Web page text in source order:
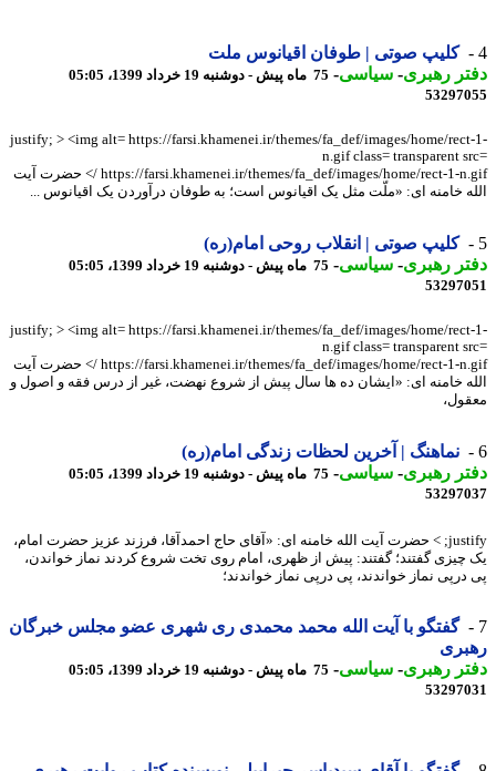
کلیپ صوتی | طوفان اقیانوس ملت
رهبری- سیاسی-75 ماه پیش - دوشنبه 19 خرداد 1399، 05:05
justify; > <img alt= https://farsi.khamenei.ir/themes/fa_def/images/home/
n.gif class= transparent
https://farsi.khamenei.ir/themes/fa_def/images/home/rect-1-n.gif /> حضرت آیت
خامنه ای: «ملّت مثل یک اقیانوس است؛ به طوفان درآوردن یک اقیانوس ...
کلیپ صوتی | انقلاب روحی امام(ره)
رهبری- سیاسی-75 ماه پیش - دوشنبه 19 خرداد 1399، 05:05
justify; > <img alt= https://farsi.khamenei.ir/themes/fa_def/images/home/
n.gif class= transparent
https://farsi.khamenei.ir/themes/fa_def/images/home/rect-1-n.gif /> حضرت آیت
خامنه ای: «ایشان ده ها سال پیش از شروع نهضت، غیر از درس فقه و اصول و
نماهنگ | آخرین لحظات زندگی امام(ره)
رهبری- سیاسی-75 ماه پیش - دوشنبه 19 خرداد 1399، 05:05
justify; > حضرت آیت الله خامنه ای: «آقای حاج احمدآقا، فرزند عزیز حضرت امام،
گفتند؛ گفتند: پیش از ظهری، امام روی تخت شروع کردند نماز خواندن،
نماز خواندند، پی درپی نماز خواندند؛
گفتگو با آیت الله محمد محمدی ری شهری عضو مجلس خبرگان
رهبری- سیاسی-75 ماه پیش - دوشنبه 19 خرداد 1399، 05:05